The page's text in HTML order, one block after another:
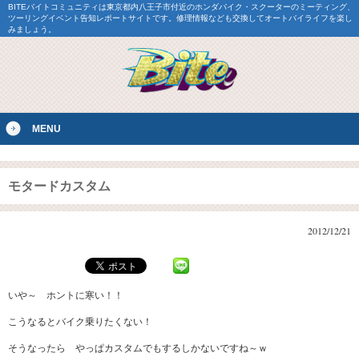
BITEバイトコミュニティは東京都内八王子市付近のホンダバイク・スクーターのミーティング、
ツーリングイベント告知レポートサイトです。修理情報なども交換してオートバイライフを楽し
みましょう。
MENU
モタードカスタム
2012/12/21
いや～ ホントに寒い！！
こうなるとバイク乗りたくない！
そうなったら やっぱカスタムでもするしかないですね～ｗ